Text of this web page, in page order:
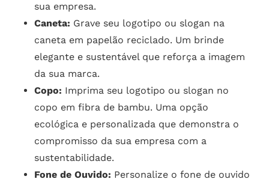
sua empresa.
Caneta: Grave seu logotipo ou slogan na
caneta em papelão reciclado. Um brinde
elegante e sustentável que reforça a imagem
da sua marca.
Copo: Imprima seu logotipo ou slogan no
copo em fibra de bambu. Uma opção
ecológica e personalizada que demonstra o
compromisso da sua empresa com a
sustentabilidade.
Fone de Ouvido: Personalize o fone de ouvido